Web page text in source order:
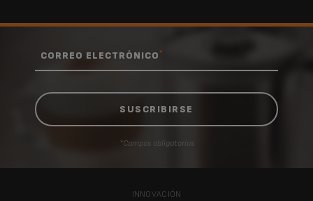
CORREO ELECTRÓNICO*
*Campos obligatorios
INNOVACIÓN